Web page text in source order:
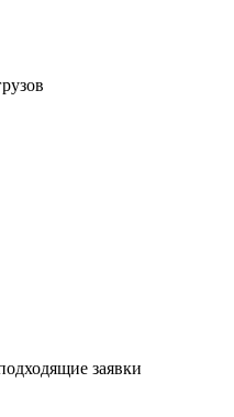
заявки